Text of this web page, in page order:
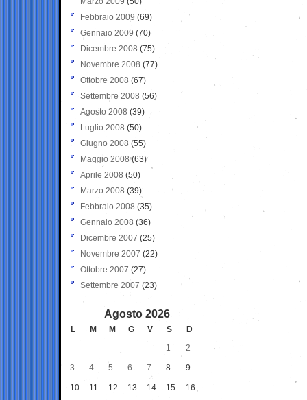
Febbraio 2009 (69)
Gennaio 2009 (70)
Dicembre 2008 (75)
Novembre 2008 (77)
Ottobre 2008 (67)
Settembre 2008 (56)
Agosto 2008 (39)
Luglio 2008 (50)
Giugno 2008 (55)
Maggio 2008(63)
Aprile 2008 (50)
Marzo 2008 (39)
Febbraio 2008 (35)
Gennaio 2008 (36)
Dicembre 2007 (25)
Novembre 2007 (22)
Ottobre 2007 (27)
Settembre 2007 (23)
Agosto 2026
L M M G V S
D
1
2
3 4 5 6 7 8 9
10 11 12 13 14 15 16